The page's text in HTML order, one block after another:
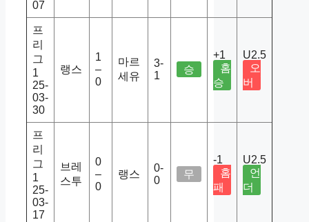
07
프
리
그
1
25-
03-
30
랭스
1
–
0
마르
세유
3-
1
승
+1
홈
승
U2.5
오
버
프
리
그
1
25-
03-
17
브레
스투
0
–
0
랭스
0-
0
무
-1
홈
패
U2.5
언
더